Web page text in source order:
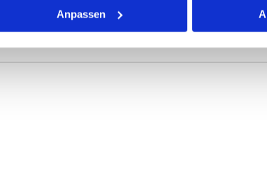
Anpassen
Querschnitt für die
Abmessungen.